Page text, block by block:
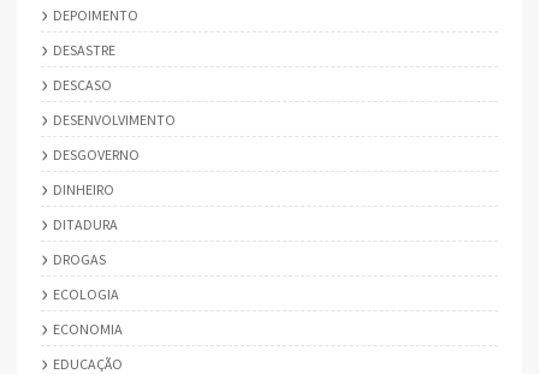
DEPOIMENTO
DESASTRE
DESCASO
DESENVOLVIMENTO
DESGOVERNO
DINHEIRO
DITADURA
DROGAS
ECOLOGIA
ECONOMIA
EDUCAÇÃO